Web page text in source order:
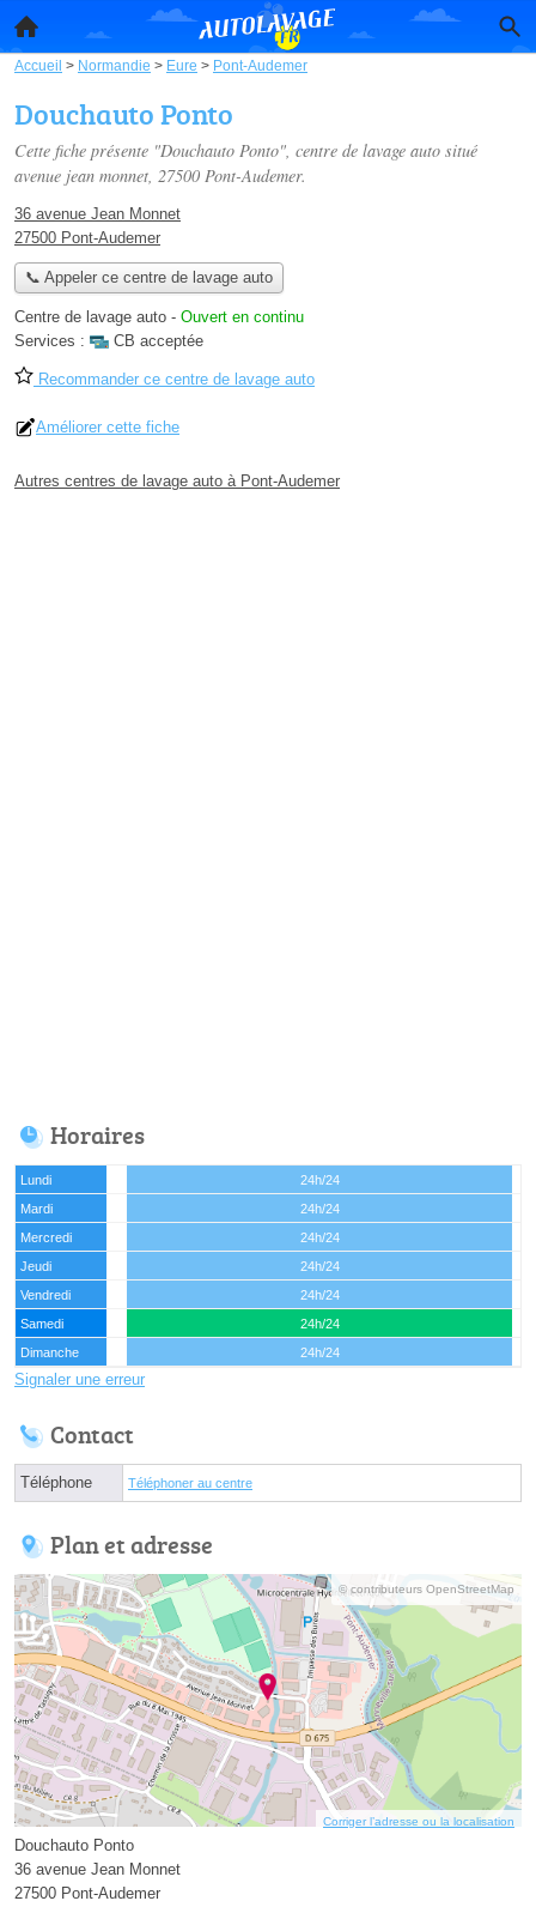
Accueil > Normandie > Eure > Pont-Audemer
Douchauto Ponto
Cette fiche présente "Douchauto Ponto", centre de lavage auto situé
avenue jean monnet, 27500 Pont-Audemer.
36 avenue Jean Monnet
27500 Pont-Audemer
📞 Appeler ce centre de lavage auto
Centre de lavage auto - Ouvert en continu
Services :
CB acceptée
Recommander ce centre de lavage auto
Améliorer cette fiche
Autres centres de lavage auto à Pont-Audemer
Horaires
Lundi
24h/24
Mardi
24h/24
Mercredi
24h/24
Jeudi
24h/24
Vendredi
24h/24
Samedi
24h/24
Dimanche
24h/24
Signaler une erreur
Contact
Téléphone Téléphoner au centre
Plan et adresse
© contributeurs OpenStreetMap
Corriger l’adresse ou la localisation
Douchauto Ponto
36 avenue Jean Monnet
27500 Pont-Audemer